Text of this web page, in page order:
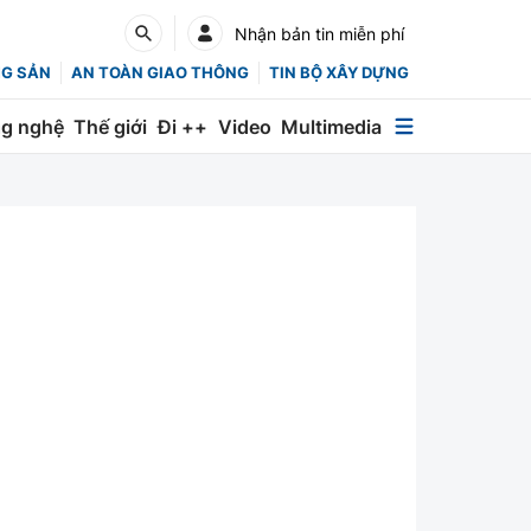
Nhận bản tin miễn phí
SẢN AN TOÀN GIAO THÔNG TIN BỘ XÂY DỰNG
nghệ Thế giới Đi ++ Video Multimedia